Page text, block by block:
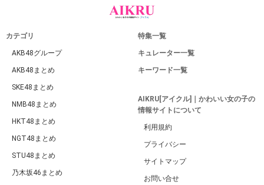
カテゴリ
AKB48グループ
AKB48まとめ
SKE48まとめ
NMB48まとめ
HKT48まとめ
NGT48まとめ
STU48まとめ
乃木坂46まとめ
特集一覧
キュレーター一覧
キーワード一覧
AIKRU[アイクル]｜かわいい女の子の
情報サイトについて
利用規約
プライバシー
サイトマップ
お問い合せ